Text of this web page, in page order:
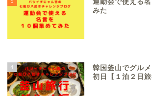
運動会で使える
みた
4
韓国釜山でグル
初日【１泊２日旅